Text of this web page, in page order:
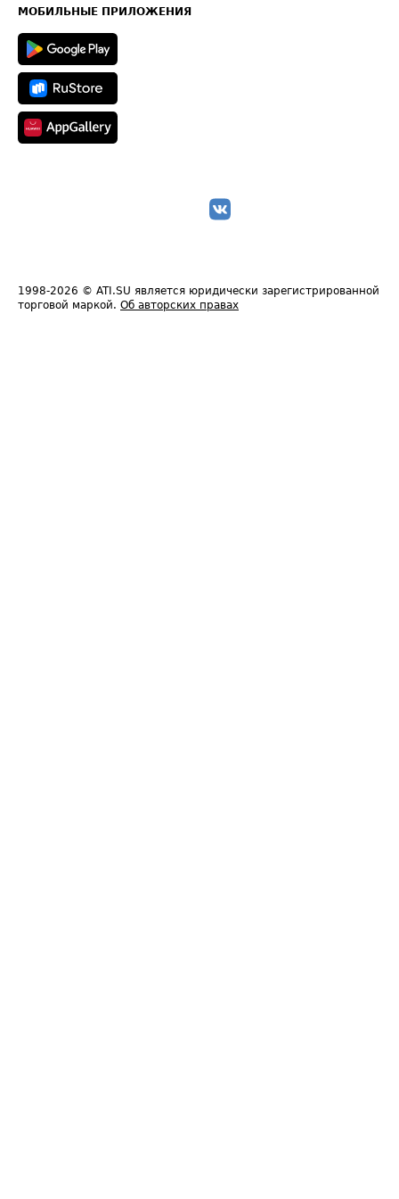
Техническая информация
МОБИЛЬНЫЕ ПРИЛОЖЕНИЯ
1998-2026 © ATI.SU является юридически зарегистрированной
торговой маркой. Об авторских правах